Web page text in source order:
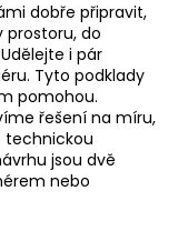
dobře připravit,
prostoru, do
i pár
Tyto podklady
pomohou.
řešení na míru,
technickou
jsou dvě
nebo